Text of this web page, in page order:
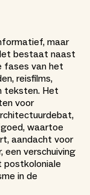
maar
bestaat naast
fases van het
reisfilms,
teksten. Het
voor
waartoe
aandacht voor
een verschuiving
postkoloniale
in de